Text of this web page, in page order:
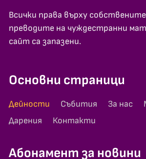
Всички права върху
преводите на чуждестранни
сайт са запазени.
Основни страници
Дейности Събития За нас
Дарения
Контакти
Абонамент за новини